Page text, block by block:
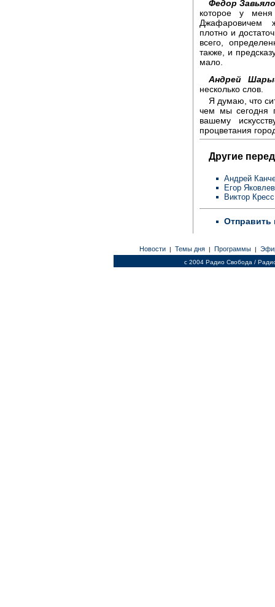
Федор
которое у
Джафаровичем
плотно и
всего,
также, и
мало.
Андрей
несколько слов.
Я думаю, что
чем мы сегодня
вашему
процветания
Другие
Андрей
Егор Яковлев
Виктор Кресс
Отправить
Новости | Темы дня | Программы |
c 2004 Радио Свобода /